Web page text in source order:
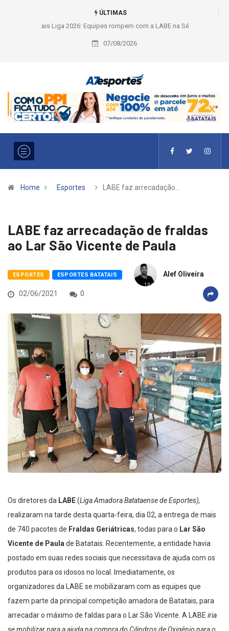
ÚLTIMAS
Liga 2026: Equipes rompem com a LABE na Série Ouro e entidade define
a 2° fase, times e formato
07/08/2026
Home Esportes LABE faz arrecadação…
LABE faz arrecadação de fraldas
ao Lar São Vicente de Paula
ESPORTES ESPORTES BATATAIS Alef Oliveira
02/06/2021 0
Os diretores da LABE (Liga Amadora Batataense de Esportes),
realizaram na tarde desta quarta-feira, dia 02, a entrega de mais
de 740 pacotes de Fraldas Geriátricas, todas para o Lar São
Vicente de Paula de Batatais. Recentemente, a entidade havia
postado em suas redes sociais que necessitava de ajuda com os
produtos para os idosos no local. Imediatamente, os
organizadores da LABE se mobilizaram com as equipes que
fazem parte da principal competição amadora de Batatais, para
arrecadar o máximo de faldas para o Lar São Vicente. A LABE iria